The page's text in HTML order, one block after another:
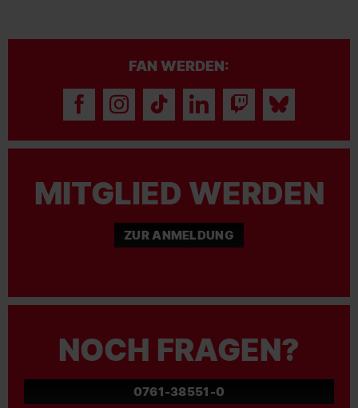
FAN WERDEN:
MITGLIED WERDEN
ZUR ANMELDUNG
NOCH FRAGEN?
0761-38551-0